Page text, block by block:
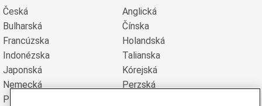
Česká
Anglická
Bulharská
Čínska
Francúzska
Holandská
Indonézska
Talianska
Japonská
Kórejská
Nemecká
Perzská
Poľská